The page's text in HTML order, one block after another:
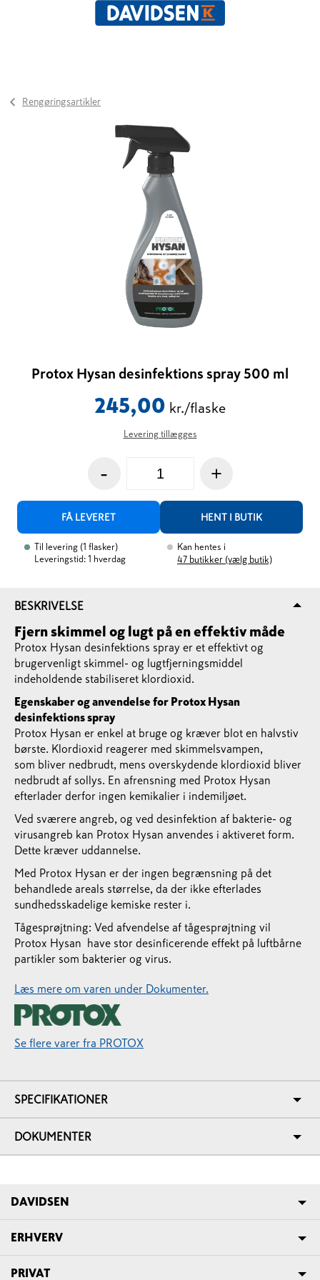
Rengøringsartikler
Protox Hysan desinfektions spray 500 ml
245,00 kr./flaske
Levering tillægges
- +
FÅ LEVERET HENT I BUTIK
Til levering (1 flasker)
Leveringstid: 1 hverdag
Kan hentes i
47 butikker (vælg butik)
BESKRIVELSE
Fjern skimmel og lugt på en effektiv måde
Protox Hysan desinfektions spray er et effektivt og
brugervenligt skimmel- og lugtfjerningsmiddel
indeholdende stabiliseret klordioxid.
Egenskaber og anvendelse for Protox Hysan
desinfektions spray
Protox Hysan er enkel at bruge og kræver blot en halvstiv
børste. Klordioxid reagerer med skimmelsvampen,
som bliver nedbrudt, mens overskydende klordioxid bliver
nedbrudt af sollys. En afrensning med Protox Hysan
efterlader derfor ingen kemikalier i indemiljøet.
Ved sværere angreb, og ved desinfektion af bakterie- og
virusangreb kan Protox Hysan anvendes i aktiveret form.
Dette kræver uddannelse.
Med Protox Hysan er der ingen begrænsning på det
behandlede areals størrelse, da der ikke efterlades
sundhedsskadelige kemiske rester i.
Tågesprøjtning: Ved afvendelse af tågesprøjtning vil
Protox Hysan have stor desinficerende effekt på luftbårne
partikler som bakterier og virus.
Læs mere om varen under Dokumenter.
Se flere varer fra PROTOX
SPECIFIKATIONER
DOKUMENTER
DAVIDSEN
ERHVERV
PRIVAT